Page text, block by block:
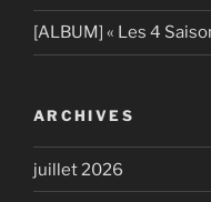
[ALBUM] « Les 4
ARCHIVES
juillet 2026